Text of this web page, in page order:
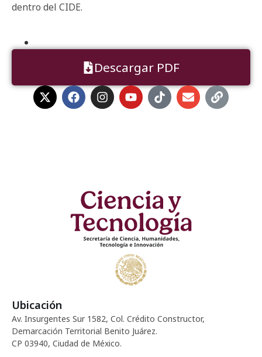
dentro del CIDE.
Descargar PDF
Ubicación
Av. Insurgentes Sur 1582, Col. Crédito Constructor,
Demarcación Territorial Benito Juárez.
CP 03940, Ciudad de México.